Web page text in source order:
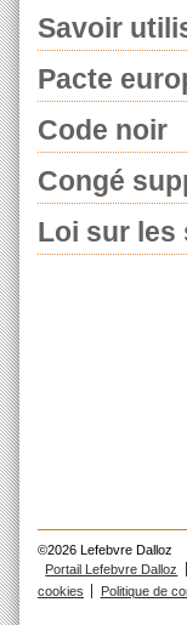
Savoir
Pacte
Code noir
Congé
Loi sur les
©2026 Lefebvre Dalloz
Portail Lefebvre Dalloz
cookies
Politique de